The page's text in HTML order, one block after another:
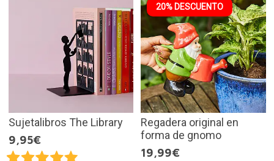
Sujetalibros The Library
9,95€
20% DESCUENTO
Regadera original en
forma de gnomo
19,99€